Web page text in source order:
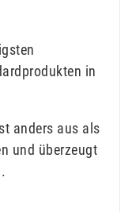
in
anders aus als
und überzeugt